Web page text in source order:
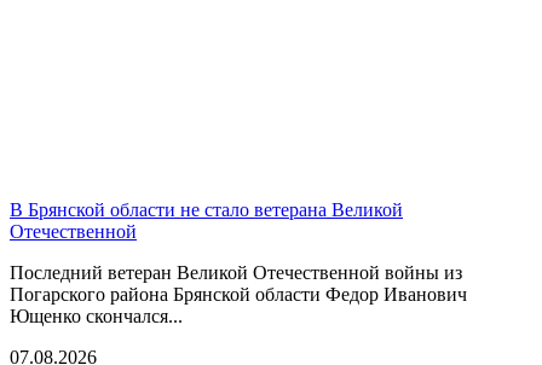
В Брянской области не стало ветерана Великой
Отечественной
Последний ветеран Великой Отечественной войны из
Погарского района Брянской области Федор Иванович
Ющенко скончался...
07.08.2026